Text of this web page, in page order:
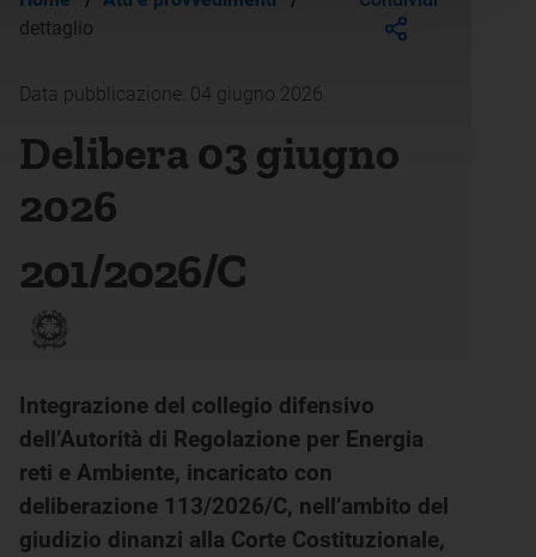
dettaglio
Data pubblicazione: 04 giugno 2026
Delibera 03 giugno
2026
201/2026/C
Integrazione del collegio difensivo
dell’Autorità di Regolazione per Energia
reti e Ambiente, incaricato con
deliberazione 113/2026/C, nell’ambito del
giudizio dinanzi alla Corte Costituzionale,